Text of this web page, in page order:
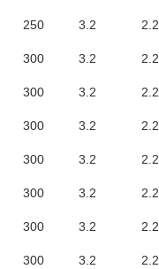
250 3.2 2.2
300 3.2 2.2
300 3.2 2.2
300 3.2 2.2
300 3.2 2.2
300 3.2 2.2
300 3.2 2.2
300 3.2 2.2